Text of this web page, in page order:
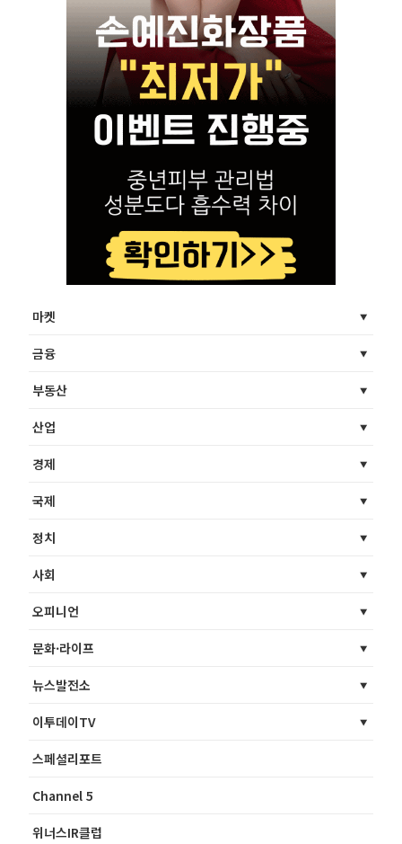
마켓
금융
부동산
산업
경제
국제
정치
사회
오피니언
문화·라이프
뉴스발전소
이투데이TV
스페셜리포트
Channel 5
위너스IR클럽